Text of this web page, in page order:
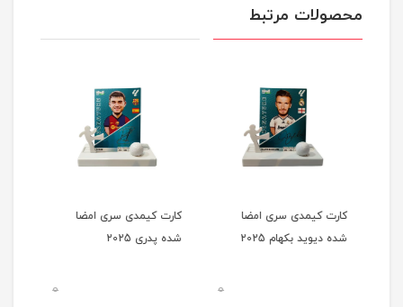
محصولات مرتبط
کارت کیمدی سری امضا
شده دیوید بکهام 2025
0
کارت کیمدی سری امضا
شده پدری 2025
0